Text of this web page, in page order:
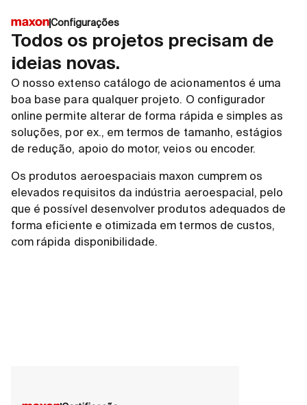
Configurações
Todos os projetos precisam de
ideias novas.
O nosso extenso catálogo de acionamentos é uma
boa base para qualquer projeto. O configurador
online permite alterar de forma rápida e simples as
soluções, por ex., em termos de tamanho, estágios
de redução, apoio do motor, veios ou encoder.
Os produtos aeroespaciais maxon cumprem os
elevados requisitos da indústria aeroespacial, pelo
que é possível desenvolver produtos adequados de
forma eficiente e otimizada em termos de custos,
com rápida disponibilidade.